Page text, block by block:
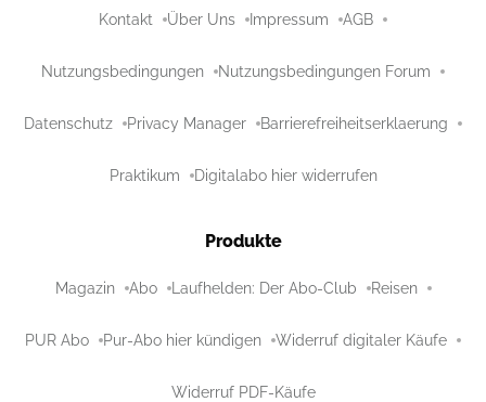
Kontakt Über Uns Impressum AGB
Nutzungsbedingungen Nutzungsbedingungen Forum
Datenschutz Privacy Manager Barrierefreiheitserklaerung
Praktikum Digitalabo hier widerrufen
Produkte
Magazin Abo Laufhelden: Der Abo-Club Reisen
PUR Abo Pur-Abo hier kündigen Widerruf digitaler Käufe
Widerruf PDF-Käufe